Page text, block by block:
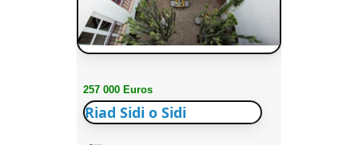
257 000 Euros
Riad Sidi o Sidi